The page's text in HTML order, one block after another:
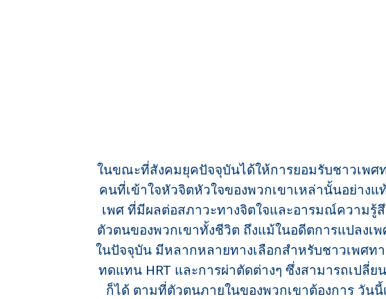
ในขณะที่สังคมยุคปัจจุบันได้ให้การยอมรับชาวเพศ
คนที่เข้าใจหัวจิตหัวใจของพวกเขาเหล่านั้นอย่างแ
เพศ ที่มีผลต่อสภาวะทางจิตใจและอารมณ์ความรู้
ตัวตนของพวกเขาทั้งชีวิต ถึงแม้ในอดีตการแปลงเ
ในปัจจุบัน มีหลากหลายทางเลือกสำหรับชาวเพศท
ทดแทน HRT และการผ่าตัดต่างๆ ซึ่งสามารถเปลี่
ก็ได้ ตามที่ตัวตนภายในของพวกเขาต้องการ วันนี้